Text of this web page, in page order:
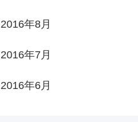
2016年8月
2016年7月
2016年6月